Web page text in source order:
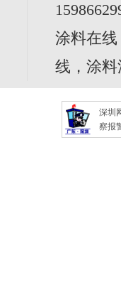
涂料在线
线，涂
深圳
察报